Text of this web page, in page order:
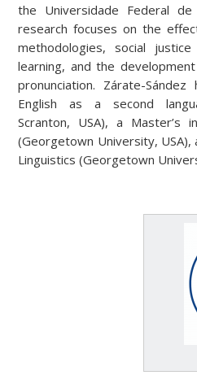
the Universidade Federal de
research focuses on the
methodologies, social
learning, and the
pronunciation. Zárate-
English as a second
Scranton, USA), a Master’s
(Georgetown University, USA),
Linguistics (Georgetown